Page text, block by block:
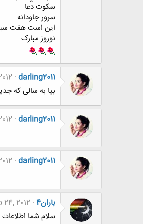
سکوت دعا
سرور جاودانه
این است هفت
نوروز مبارک
darling2011
بیا به سالی که
darling2011
darling2011
باران4
24, 2012
سلام شما